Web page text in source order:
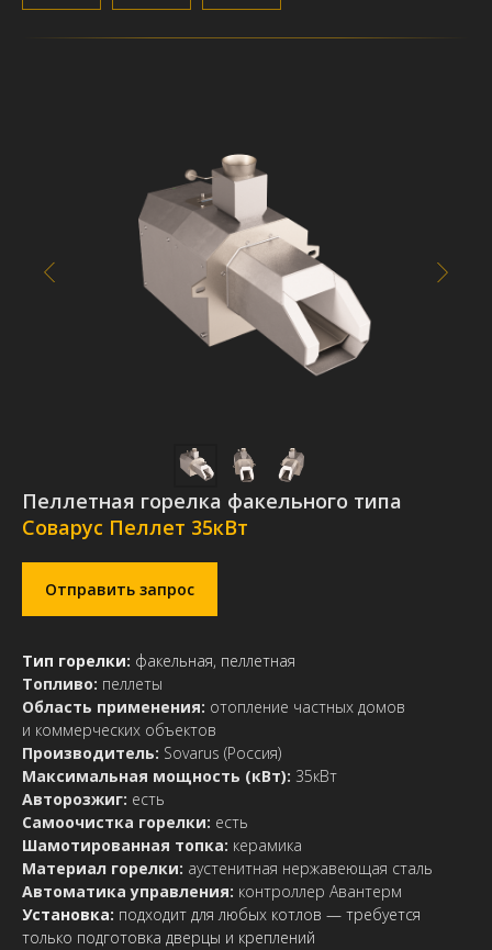
Пеллетная горелка факельного типа
Соварус Пеллет 35кВт
Отправить запрос
Тип горелки: факельная, пеллетная
Топливо: пеллеты
Область применения: отопление частных домов
и коммерческих объектов
Производитель: Sovarus (Россия)
Максимальная мощность (кВт): 35кВт
Авторозжиг: есть
Самоочистка горелки: есть
Шамотированная топка: керамика
Материал горелки: аустенитная нержавеющая сталь
Автоматика управления: контроллер Авантерм
Установка: подходит для любых котлов — требуется
только подготовка дверцы и креплений